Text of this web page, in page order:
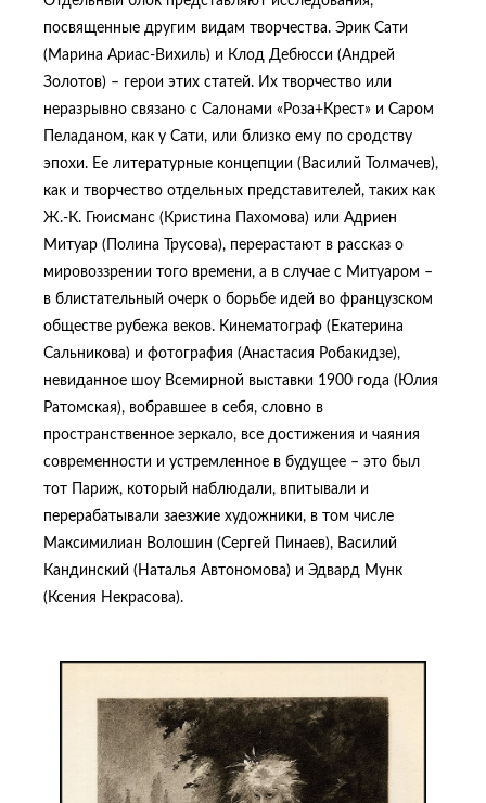
посвященные другим видам творчества. Эрик Сати
(Марина Ариас-Вихиль) и Клод Дебюсси (Андрей
Золотов) – герои этих статей. Их творчество или
неразрывно связано с Салонами «Роза+Крест» и Саром
Пеладаном, как у Сати, или близко ему по сродству
эпохи. Ее литературные концепции (Василий Толмачев),
как и творчество отдельных представителей, таких как
Ж.-К. Гюисманс (Кристина Пахомова) или Адриен
Митуар (Полина Трусова), перерастают в рассказ о
мировоззрении того времени, а в случае с Митуаром –
в блистательный очерк о борьбе идей во французском
обществе рубежа веков. Кинематограф (Екатерина
Сальникова) и фотография (Анастасия Робакидзе),
невиданное шоу Всемирной выставки 1900 года (Юлия
Ратомская), вобравшее в себя, словно в
пространственное зеркало, все достижения и чаяния
современности и устремленное в будущее – это был
тот Париж, который наблюдали, впитывали и
перерабатывали заезжие художники, в том числе
Максимилиан Волошин (Сергей Пинаев), Василий
Кандинский (Наталья Автономова) и Эдвард Мунк
(Ксения Некрасова).